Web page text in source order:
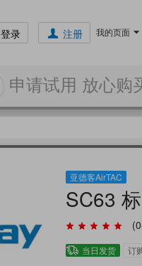
登录 注册 我的页面
申请试用 放心购
亚德客AirTAC
SC63
(0
当日发货 订